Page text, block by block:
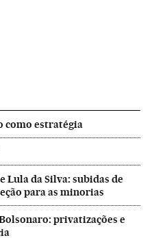
como estratégia
Lula da Silva: subidas de
para as minorias
privatizações e